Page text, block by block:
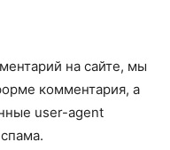
на сайте, мы
комментария, а
user-agent